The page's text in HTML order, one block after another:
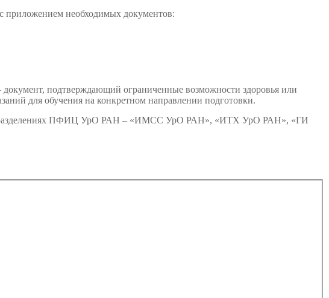
приложением необходимых документов:
подтверждающий ограниченные возможности здоровья или
для обучения на конкретном направлении подготовки.
ПФИЦ УрО РАН – «ИМСС УрО РАН», «ИТХ УрО РАН», «ГИ